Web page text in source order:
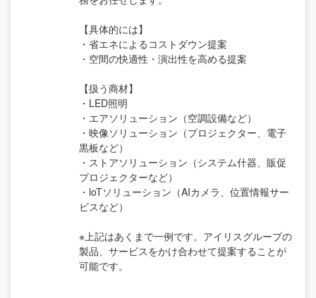
【具体的には】
・省エネによるコストダウン提案
・空間の快適性・演出性を高める提案
【扱う商材】
・LED照明
・エアソリューション（空調設備など）
・映像ソリューション（プロジェクター、電子
黒板など）
・ストアソリューション（システム什器、販促
プロジェクターなど）
・loTソリューション（AIカメラ、位置情報サー
ビスなど）
※上記はあくまで一例です。アイリスグループの
製品、サービスをかけ合わせて提案することが
可能です。